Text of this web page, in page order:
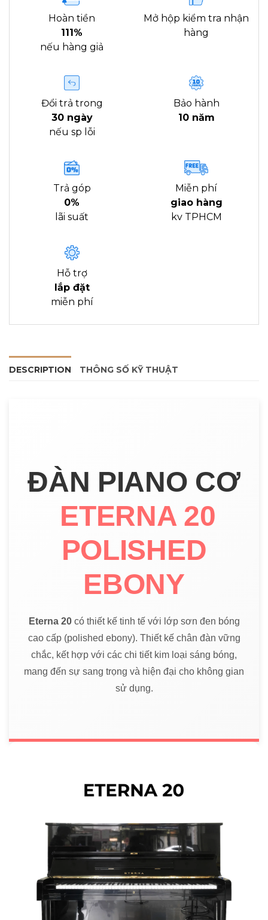
Hoàn tiền
111%
nếu hàng giả
Mở hộp kiểm tra nhận
hàng
Đổi trả trong
30 ngày
nếu sp lỗi
Bảo hành
10 năm
Trả góp
0%
lãi suất
Miễn phí
giao hàng
kv TPHCM
Hỗ trợ
lắp đặt
miễn phí
DESCRIPTION THÔNG SỐ KỸ THUẬT
ĐÀN PIANO CƠ
ETERNA 20
POLISHED
EBONY
Eterna 20có thiết kế tinh tế với lớp sơn đen bóng
cao cấp (polished ebony). Thiết kế chân đàn vững
chắc, kết hợp với các chi tiết kim loại sáng bóng,
mang đến sự sang trọng và hiện đại cho không gian
sử dụng.